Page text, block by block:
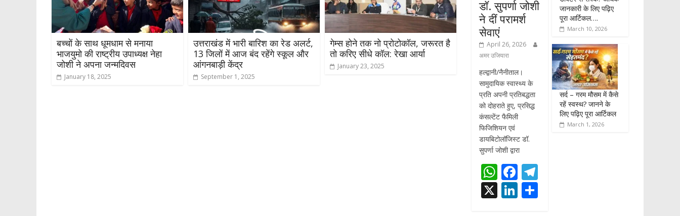
बच्चों के साथ धूमधाम से मनाया
भाजयुमो की राष्ट्रीय उपाध्यक्ष नेहा
जोशी ने अपना जन्मदिवस
January 18, 2025
उत्तराखंड में भारी बारिश का रेड अलर्ट,
13 जिलों में आज बंद रहेंगे स्कूल और
आंगनबाड़ी केंद्र
September 1, 2025
गेम्स होने तक नो प्रोटोकॉल, जरूरत है
तो करिए सीधे कॉल: रेखा आर्या
January 23, 2025
डॉ. सुपर्णा जोशी
ने दीं परामर्श
सेवाएं
April 26, 2026
अमर उजियारा
हल्द्वानी/नैनीताल।
सामुदायिक स्वास्थ्य के
प्रति अपनी प्रतिबद्धता
को दोहराते हुए, प्रसिद्ध
कंसल्टेंट फैमिली
फिजिशियन एवं
डायबिटोलॉजिस्ट डॉ.
सुपर्णा जोशी द्वारा
W
h
at
F
ac
e
X Li
जानकारी के लिए पढ़िए
पूरा आर्टिकल….
March 10, 2026
सर्द – गरम मौसम में कैसे
रहें स्वस्थ? जानने के
लिए पढ़िए पूरा आर्टिकल
March 1, 2026